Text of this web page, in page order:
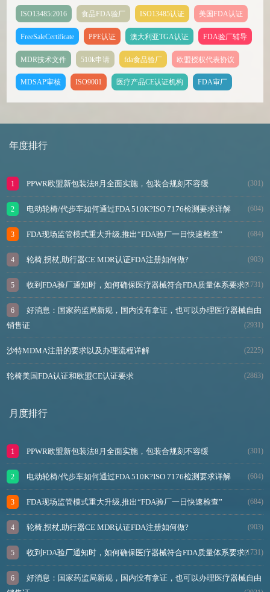
ISO13485:2016 食品FDA验厂 ISO13485认证 美国FDA认证
FreeSaleCertificate PPE认证 澳大利亚TGA认证 FDA验厂辅导
MDR技术文件 510k申请 fda食品验厂 欧盟授权代表协议
MDSAP审核 ISO9001 医疗产品CE认证机构 FDA审厂
年度排行
PPWR欧盟新包装法8月全面实施，包装合规刻不容缓 (301)
电动轮椅/代步车如何通过FDA 510K?ISO 7176检测要求详解 (604)
FDA现场监管模式重大升级,推出“FDA验厂一日快速检查” (684)
轮椅,拐杖,助行器CE MDR认证FDA注册如何做? (903)
收到FDA验厂通知时，如何确保医疗器械符合FDA质量体系要求?(1731)
好消息：国家药监局新规，国内没有拿证，也可以办理医疗器械自由
销售证
(2931)
沙特MDMA注册的要求以及办理流程详解 (2225)
轮椅美国FDA认证和欧盟CE认证要求 (2863)
月度排行
PPWR欧盟新包装法8月全面实施，包装合规刻不容缓 (301)
电动轮椅/代步车如何通过FDA 510K?ISO 7176检测要求详解 (604)
FDA现场监管模式重大升级,推出“FDA验厂一日快速检查” (684)
轮椅,拐杖,助行器CE MDR认证FDA注册如何做? (903)
收到FDA验厂通知时，如何确保医疗器械符合FDA质量体系要求?(1731)
好消息：国家药监局新规，国内没有拿证，也可以办理医疗器械自由